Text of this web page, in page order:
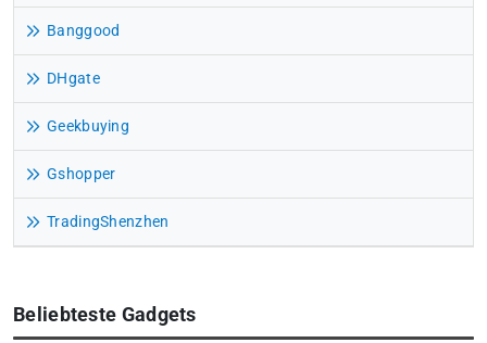
Banggood
DHgate
Geekbuying
Gshopper
TradingShenzhen
Beliebteste Gadgets